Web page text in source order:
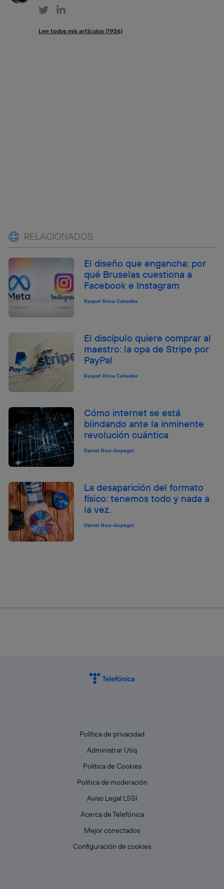
Lee todos mis artículos (1926)
RELACIONADOS
El diseño que engancha: por
qué Bruselas cuestiona a
Facebook e Instagram
Raquel Roca Cabades
El discípulo quiere comprar al
maestro: la opa de Stripe por
PayPal
Raquel Roca Cabades
Cómo internet se está
blindando ante la inminente
revolución cuántica
Daniel Ruiz-Gopegui
La desaparición del formato
físico: tenemos todo y nada a
la vez.
Daniel Ruiz-Gopegui
Política de privacidad
Administrar Utiq
Política de Cookies
Política de moderación
Aviso Legal LSSI
Acerca de Telefónica
Mejor conectados
Configuración de cookies